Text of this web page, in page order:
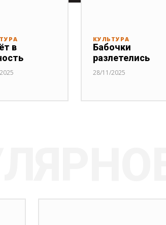
в
КУЛЬТУРА
Бабочки
разлетелись
28/11/2025